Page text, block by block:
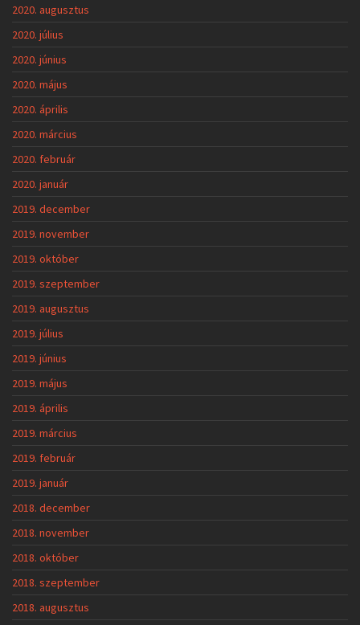
2020. augusztus
2020. július
2020. június
2020. május
2020. április
2020. március
2020. február
2020. január
2019. december
2019. november
2019. október
2019. szeptember
2019. augusztus
2019. július
2019. június
2019. május
2019. április
2019. március
2019. február
2019. január
2018. december
2018. november
2018. október
2018. szeptember
2018. augusztus